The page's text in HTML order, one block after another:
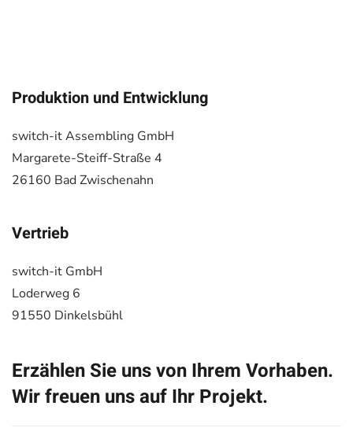
Produktion und Entwicklung
switch-it Assembling GmbH
Margarete-Steiff-Straße 4
26160 Bad Zwischenahn
Vertrieb
switch-it GmbH
Loderweg 6
91550 Dinkelsbühl
Erzählen Sie uns von Ihrem Vorhaben.
Wir freuen uns auf Ihr Projekt.